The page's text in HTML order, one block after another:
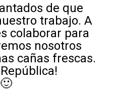
de que
trabajo. A
colaborar para
nosotros
cañas frescas.
🙂